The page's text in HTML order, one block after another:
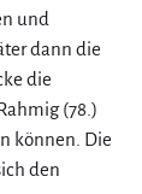
und
dann die
die
(78.)
können. Die
den